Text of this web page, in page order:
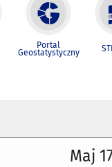
Portal
Geostatystyczny
Maj